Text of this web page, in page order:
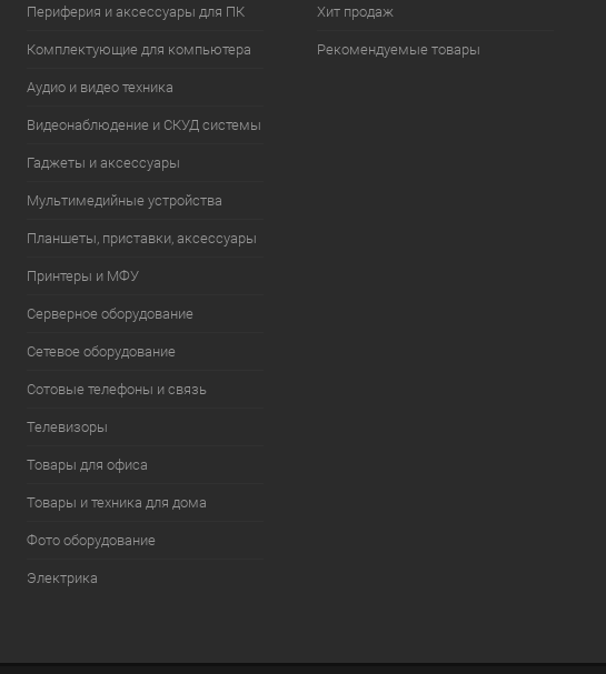
Периферия и аксессуары для ПК
Комплектующие для компьютера
Аудио и видео техника
Видеонаблюдение и СКУД системы
Гаджеты и аксессуары
Мультимедийные устройства
Планшеты, приставки, аксессуары
Принтеры и МФУ
Серверное оборудование
Сетевое оборудование
Сотовые телефоны и связь
Телевизоры
Товары для офиса
Товары и техника для дома
Фото оборудование
Электрика
Хит продаж
Рекомендуемые товары